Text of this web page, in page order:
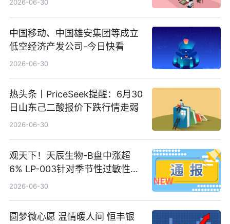
2026-06-30
中国移动、中国雄安集团等成立
低空经济产发公司-今日快看
2026-06-30
热头条丨PriceSeek提醒：6月30
日山东己二酸报价下跌行情走弱
2026-06-30
观天下！天辰生物-B盘中涨超
6% LP-003针对季节性过敏性鼻
炎适应症III期临床试验达到主要
2026-06-30
圆梦微心愿 温情暖人间 恒丰银